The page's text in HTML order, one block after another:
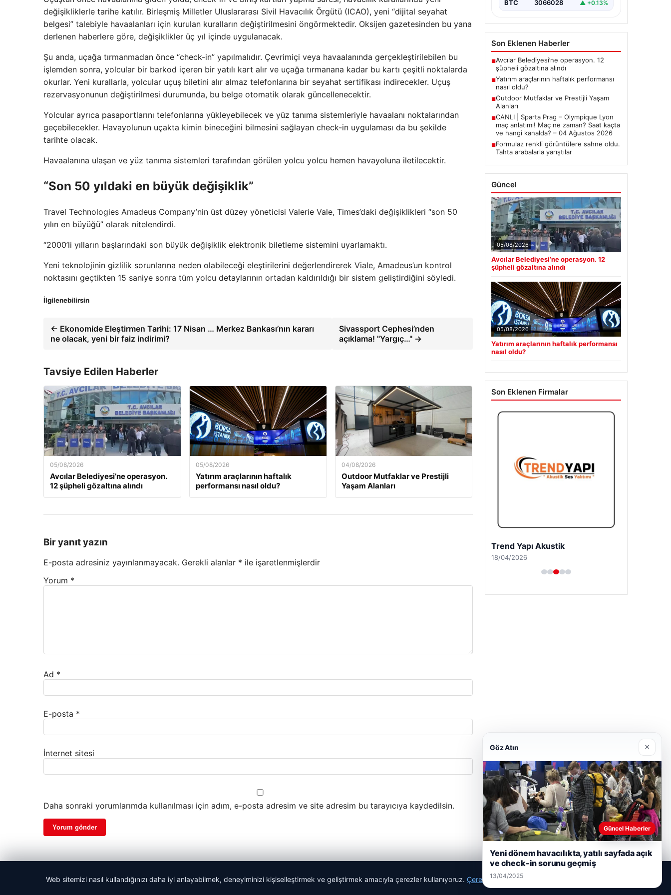
değişikliklerle tarihe katılır. Birleşmiş Milletler Uluslararası Sivil Havacılık Örgütü (ICAO), yeni “dijital seyahat
belgesi” talebiyle havaalanları için kurulan kuralların değiştirilmesini öngörmektedir. Oksijen gazetesinden bu yana
derlenen haberlere göre, değişiklikler üç yıl içinde uygulanacak.
Şu anda, uçağa tırmanmadan önce “check-in” yapılmalıdır. Çevrimiçi veya havaalanında gerçekleştirilebilen bu
işlemden sonra, yolcular bir barkod içeren bir yatılı kart alır ve uçağa tırmanana kadar bu kartı çeşitli noktalarda
okurlar. Yeni kurallarla, yolcular uçuş biletini alır almaz telefonlarına bir seyahat sertifikası indirecekler. Uçuş
rezervasyonunun değiştirilmesi durumunda, bu belge otomatik olarak güncellenecektir.
Yolcular ayrıca pasaportlarını telefonlarına yükleyebilecek ve yüz tanıma sistemleriyle havaalanı noktalarından
geçebilecekler. Havayolunun uçakta kimin bineceğini bilmesini sağlayan check-in uygulaması da bu şekilde
tarihte olacak.
Havaalanına ulaşan ve yüz tanıma sistemleri tarafından görülen yolcu yolcu hemen havayoluna iletilecektir.
“Son 50 yıldaki en büyük değişiklik”
Travel Technologies Amadeus Company’nin üst düzey yöneticisi Valerie Vale, Times’daki değişiklikleri “son 50
yılın en büyüğü” olarak nitelendirdi.
“2000’li yılların başlarındaki son büyük değişiklik elektronik biletleme sistemini uyarlamaktı.
Yeni teknolojinin gizlilik sorunlarına neden olabileceği eleştirilerini değerlendirerek Viale, Amadeus’un kontrol
noktasını geçtikten 15 saniye sonra tüm yolcu detaylarının ortadan kaldırıldığı bir sistem geliştirdiğini söyledi.
İlgilenebilirsin
← Ekonomide Eleştirmen Tarihi: 17 Nisan … Merkez Bankası’nın kararı
ne olacak, yeni bir faiz indirimi?
Sivassport Cephesi’nden
açıklama! "Yargıç…" →
Tavsiye Edilen Haberler
05/08/2026
Avcılar Belediyesi’ne operasyon.
12 şüpheli gözaltına alındı
05/08/2026
Yatırım araçlarının haftalık
performansı nasıl oldu?
04/08/2026
Outdoor Mutfaklar ve Prestijli
Yaşam Alanları
Bir yanıt yazın
E-posta adresiniz yayınlanmayacak. Gerekli alanlar * ile işaretlenmişlerdir
Yorum *
Ad *
E-posta *
İnternet sitesi
Daha sonraki yorumlarımda kullanılması için adım, e-posta adresim ve site adresim bu tarayıcıya kaydedilsin.
BTC 3066028 ▲ +0.13%
Son Eklenen Haberler
■Avcılar Belediyesi’ne operasyon. 12
şüpheli gözaltına alındı
■Yatırım araçlarının haftalık performansı
nasıl oldu?
■Outdoor Mutfaklar ve Prestijli Yaşam
Alanları
■CANLI | Sparta Prag – Olympique Lyon
maç anlatımı! Maç ne zaman? Saat kaçta
ve hangi kanalda? – 04 Ağustos 2026
■Formulaz renkli görüntülere sahne oldu.
Tahta arabalarla yarıştılar
Güncel
05/08/2026
Avcılar Belediyesi’ne operasyon. 12
şüpheli gözaltına alındı
05/08/2026
Yatırım araçlarının haftalık performansı
nasıl oldu?
Son Eklenen Firmalar
Trend Yapı Akustik
18/04/2026
© 2026 Son Dakika Güncel – Güncel Haberler
Web sitemizi nasıl kullandığınızı daha iyi anlayabilmek, deneyiminizi kişiselleştirmek ve geliştirmek amacıyla çerezler kullanıyoruz. Çerez Politikamız
Göz Atın ×
Güncel Haberler
Yeni dönem havacılıkta, yatılı sayfada açık
ve check-in sorunu geçmiş
13/04/2025